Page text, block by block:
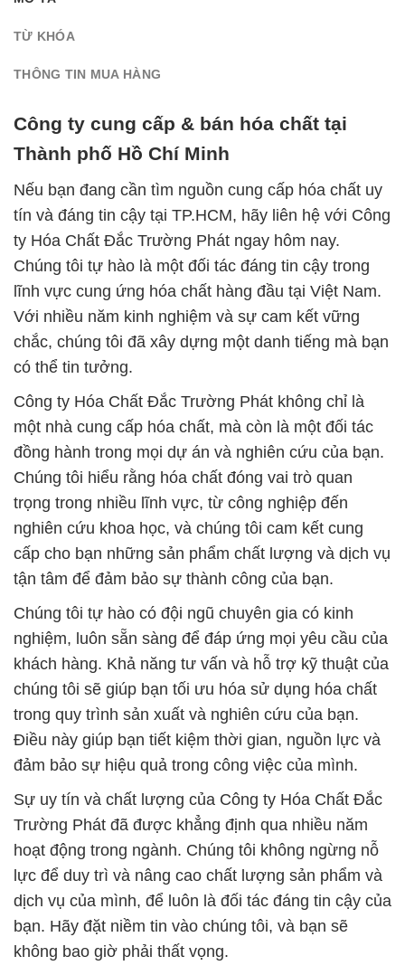
TỪ KHÓA
THÔNG TIN MUA HÀNG
Công ty cung cấp & bán hóa chất tại
Thành phố Hồ Chí Minh
Nếu bạn đang cần tìm nguồn cung cấp hóa chất uy
tín và đáng tin cậy tại TP.HCM, hãy liên hệ với Công
ty Hóa Chất Đắc Trường Phát ngay hôm nay.
Chúng tôi tự hào là một đối tác đáng tin cậy trong
lĩnh vực cung ứng hóa chất hàng đầu tại Việt Nam.
Với nhiều năm kinh nghiệm và sự cam kết vững
chắc, chúng tôi đã xây dựng một danh tiếng mà bạn
có thể tin tưởng.
Công ty Hóa Chất Đắc Trường Phát không chỉ là
một nhà cung cấp hóa chất, mà còn là một đối tác
đồng hành trong mọi dự án và nghiên cứu của bạn.
Chúng tôi hiểu rằng hóa chất đóng vai trò quan
trọng trong nhiều lĩnh vực, từ công nghiệp đến
nghiên cứu khoa học, và chúng tôi cam kết cung
cấp cho bạn những sản phẩm chất lượng và dịch vụ
tận tâm để đảm bảo sự thành công của bạn.
Chúng tôi tự hào có đội ngũ chuyên gia có kinh
nghiệm, luôn sẵn sàng để đáp ứng mọi yêu cầu của
khách hàng. Khả năng tư vấn và hỗ trợ kỹ thuật của
chúng tôi sẽ giúp bạn tối ưu hóa sử dụng hóa chất
trong quy trình sản xuất và nghiên cứu của bạn.
Điều này giúp bạn tiết kiệm thời gian, nguồn lực và
đảm bảo sự hiệu quả trong công việc của mình.
Sự uy tín và chất lượng của Công ty Hóa Chất Đắc
Trường Phát đã được khẳng định qua nhiều năm
hoạt động trong ngành. Chúng tôi không ngừng nỗ
lực để duy trì và nâng cao chất lượng sản phẩm và
dịch vụ của mình, để luôn là đối tác đáng tin cậy của
bạn. Hãy đặt niềm tin vào chúng tôi, và bạn sẽ
không bao giờ phải thất vọng.